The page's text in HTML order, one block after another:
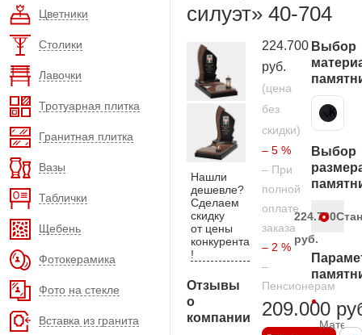
Цветники
Столики
Лавочки
Тротуарная плитка
Гранитная плитка
Вазы
Таблички
Щебень
Фотокерамика
Фото на стекле
Вставка из гранита
силуэт» 40-704
Нашли
дешевле?
Сделаем
скидку
от цены
конкурента
!
Отзывы
о
компании
224.700
руб.
(цена
без
скидки)
– 5 %
– При
полной
оплате
заказа
– 2 %
–
Пенсионерам
209.000
Выбор
Карельский гранит
Выбор
224.700
руб.